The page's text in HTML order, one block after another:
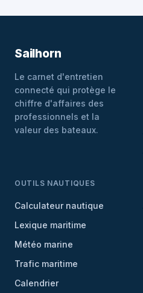
Sailhorn
Le carnet d'entretien
connecté qui protège le
chiffre d'affaires des
professionnels et la
valeur des bateaux.
OUTILS NAUTIQUES
Calculateur nautique
Lexique maritime
Météo marine
Trafic maritime
Calendrier